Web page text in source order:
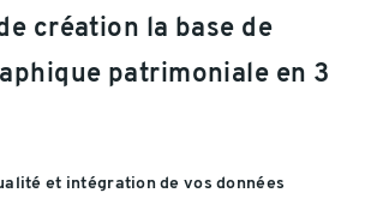
création la base de
patrimoniale en 3
et intégration de vos données